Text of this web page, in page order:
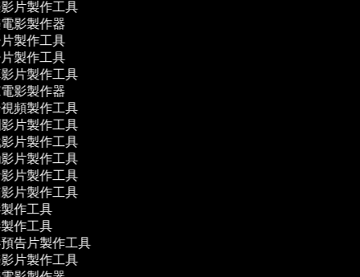
片製作工具
影製作器
製作工具
製作工具
片製作工具
影製作器
頻製作工具
片製作工具
片製作工具
片製作工具
片製作工具
片製作工具
作工具
作工具
告片製作工具
片製作工具